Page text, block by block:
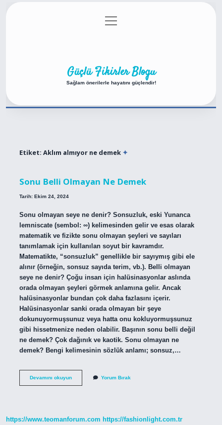
Gizlilik Politikası
menüyü
aç
Güçlü Fikirler Blogu
Sağlam önerilerle hayatını güçlendir!
Etiket: Aklım almıyor ne demek
Sonu Belli Olmayan Ne Demek
Tarih: Ekim 24, 2024
Sonu olmayan seye ne denir? Sonsuzluk, eski Yunanca
lemniscate (sembol: ∞) kelimesinden gelir ve esas olarak
matematik ve fizikte sonu olmayan şeyleri ve sayıları
tanımlamak için kullanılan soyut bir kavramdır.
Matematikte, “sonsuzluk” genellikle bir sayıymış gibi ele
alınır (örneğin, sonsuz sayıda terim, vb.). Belli olmayan
seye ne denir? Çoğu insan için halüsinasyonlar aslında
orada olmayan şeyleri görmek anlamına gelir. Ancak
halüsinasyonlar bundan çok daha fazlasını içerir.
Halüsinasyonlar sanki orada olmayan bir şeye
dokunuyormuşsunuz veya hatta onu kokluyormuşsunuz
gibi hissetmenize neden olabilir. Başının sonu belli değil
ne demek? Çok dağınık ve kaotik. Sonu olmayan ne
demek? Bengi kelimesinin sözlük anlamı; sonsuz,…
Devamını okuyunSonu
Yorum Bırak
https://www.teomanforum.com https://fashionlight.com.tr